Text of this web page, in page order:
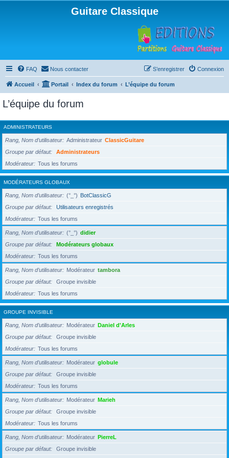
Guitare Classique
FAQ Nous contacter Connexion
S’enregistrer
Accueil Portail Index du forum L’équipe du forum
L’équipe du forum
ADMINISTRATEURS
Rang, Nom d’utilisateur Administrateur ClassicGuitare
Groupe par défaut
Administrateurs
Modérateur
Tous les forums
MODÉRATEURS GLOBAUX
Rang, Nom d’utilisateur (°_°) BotClassicG
Groupe par défaut
Utilisateurs enregistrés
Modérateur
Tous les forums
Rang, Nom d’utilisateur (°_°) didier
Groupe par défaut
Modérateurs globaux
Modérateur
Tous les forums
Rang, Nom d’utilisateur Modérateur tambora
Groupe par défaut
Groupe invisible
Modérateur
Tous les forums
GROUPE INVISIBLE
Rang, Nom d’utilisateur Modérateur Daniel d'Arles
Groupe par défaut
Groupe invisible
Modérateur
Tous les forums
Rang, Nom d’utilisateur Modérateur globule
Groupe par défaut
Groupe invisible
Modérateur
Tous les forums
Rang, Nom d’utilisateur Modérateur Marieh
Groupe par défaut
Groupe invisible
Modérateur
Tous les forums
Rang, Nom d’utilisateur Modérateur PierreL
Groupe par défaut
Groupe invisible